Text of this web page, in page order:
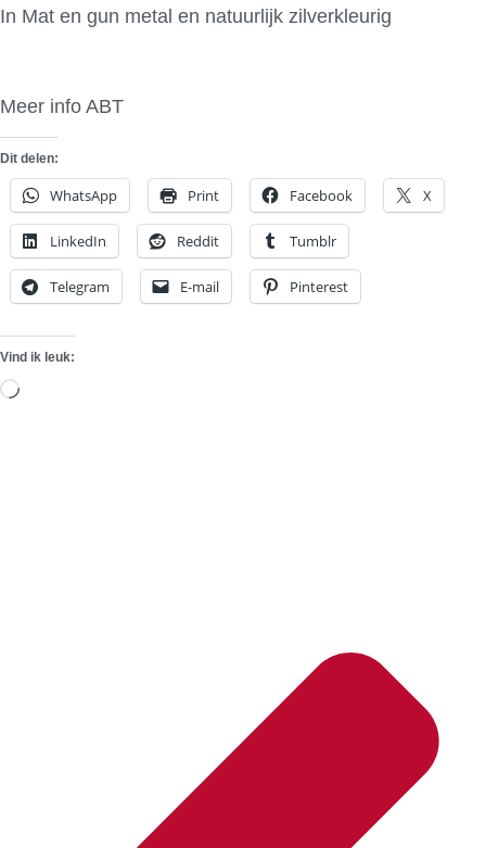
In Mat en gun metal en natuurlijk zilverkleurig
Meer info ABT
Dit delen:
WhatsApp Print Facebook X
LinkedIn Reddit Tumblr
Telegram E-mail Pinterest
Vind ik leuk:
Aan